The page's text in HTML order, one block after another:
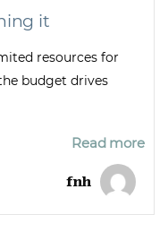
it
resources for
budget drives
Read more
fnh